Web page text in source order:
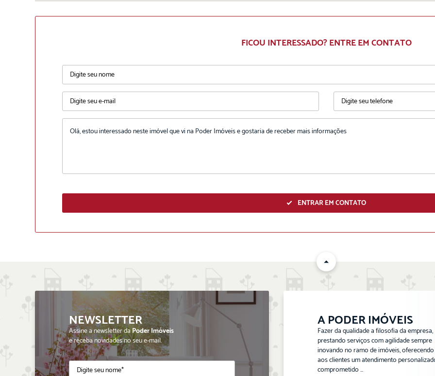
FICOU INTERESSADO? ENTRE EM CONTATO
ENTRAR EM CONTATO
ENVIAR
NEWSLETTER
Assine a newsletter daPoder Imóveis
e receba novidades no seu e-mail.
A PODER IMÓVEIS
Fazer da qualidade a filosofia da empresa,
prestando serviços com agilidade sempre
inovando no ramo de imóveis, oferecendo
aos clientes um atendimento
comprometido ...